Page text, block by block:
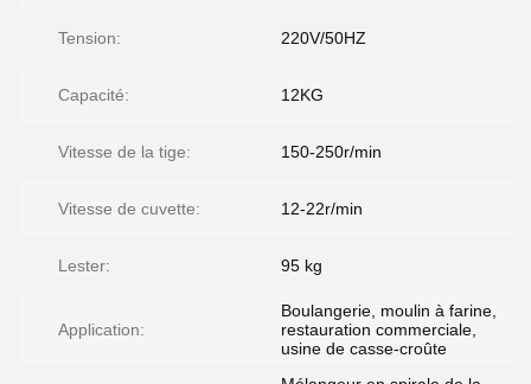
Tension: 220V/50HZ
Capacité: 12KG
Vitesse de la tige: 150-250r/min
Vitesse de cuvette: 12-22r/min
Lester: 95 kg
Application:
Boulangerie, moulin à farine,
restauration commerciale,
usine de casse-croûte